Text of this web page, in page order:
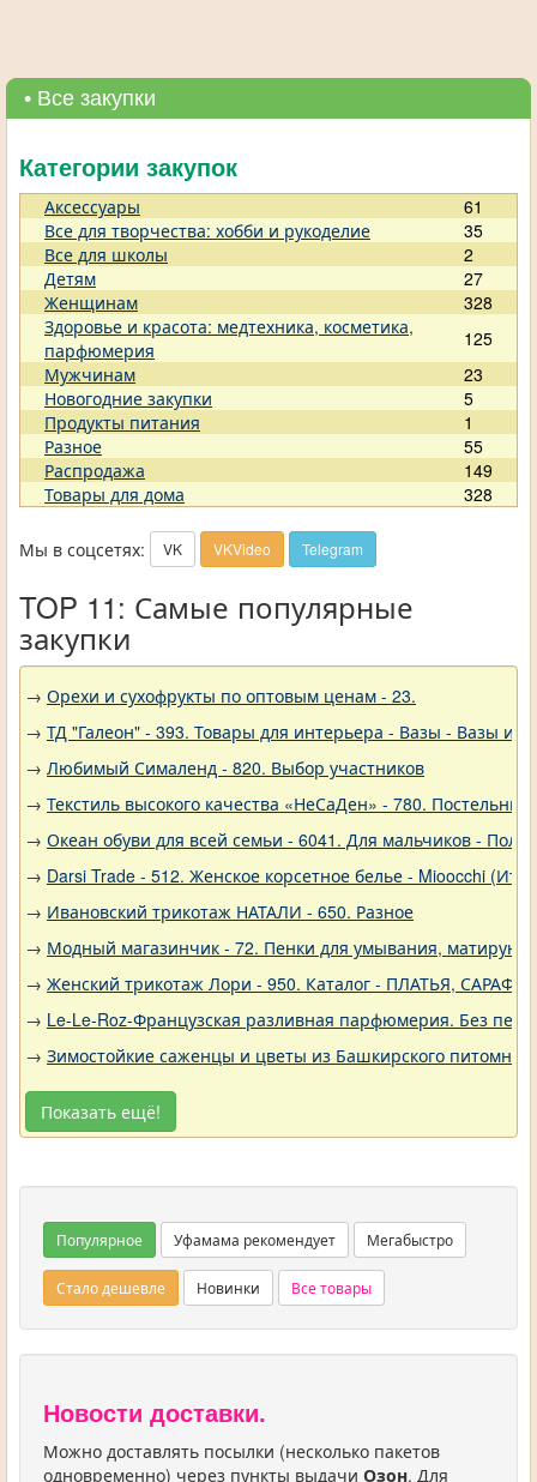
• Все закупки
Категории закупок
Аксессуары
61
Все для творчества: хобби и рукоделие
35
Все для школы
2
Детям
27
Женщинам
328
Здоровье и красота: медтехника, косметика,
парфюмерия
125
Мужчинам
23
Новогодние закупки
5
Продукты питания
1
Разное
55
Распродажа
149
Товары для дома
328
Мы в соцсетях: VK VKVideo Telegram
TOP 11: Самые популярные
закупки
→ Орехи и сухофрукты по оптовым ценам - 23.
→ ТД "Галеон" - 393. Товары для интерьера - Вазы - Вазы из
→ Любимый Сималенд - 820. Выбор участников
→ Текстиль высокого качества «НеСаДен» - 780.
→ Океан обуви для всей семьи - 6041. Для мальчиков -
→ Darsi Trade - 512. Женское корсетное белье - Mioocchi
→ Ивановский трикотаж НАТАЛИ - 650. Разное
→ Модный магазинчик - 72. Пенки для умывания,
→ Женский трикотаж Лори - 950. Каталог - ПЛАТЬЯ,
→ Le-Le-Roz-Французская разливная парфюмерия. Без
→ Зимостойкие саженцы и цветы из Башкирского
Показать ещё!
Популярное Уфамама рекомендует Мегабыстро
Стало дешевле Новинки Все товары
Новости доставки.
Можно доставлять посылки (несколько пакетов
одновременно) через пункты выдачи Озон. Для